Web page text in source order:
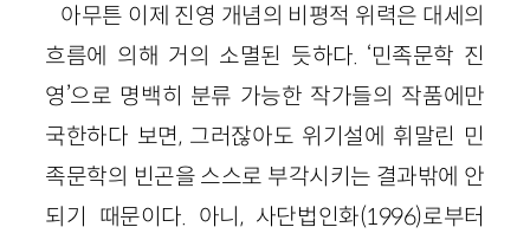
아무튼 이제 진영 개념의 비평적 위력은 대세의
흐름에 의해 거의 소멸된 듯하다. ‘민족문학 진
영’으로 명백히 분류 가능한 작가들의 작품에만
국한하다 보면, 그러잖아도 위기설에 휘말린 민
족문학의 빈곤을 스스로 부각시키는 결과밖에 안
되기 때문이다. 아니, 사단법인화(1996)로부터